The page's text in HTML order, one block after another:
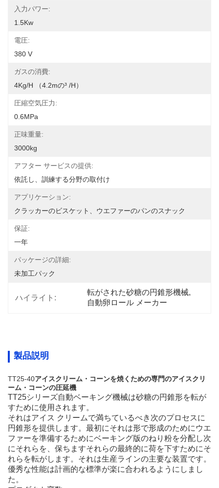
入力パワー:
1.5Kw
電圧:
380 V
ガスの消費:
4Kg/h （4.2mの³ /h）
圧縮空気圧力:
0.6MPa
正味重量:
3000kg
アフター サービスの提供:
依託し、訓練する分野の取付け
アプリケーション:
クラッカーのビスケット、ウエファーのパンのスナック
保証:
一年
パッケージの詳細:
未加工パック
ハイライト:
転がされた砂糖の円錐形機械,
自動卵ロール メーカー
製品説明
TT25-40アイスクリーム・コーンを焼くための専門のアイスクリ
ーム・コーンの圧延機
TT25シリーズ自動ベーキング機械は砂糖の円錐形を転が
すために使用されます。
それはアイス クリームで満ちているべき次のプロセスに
円錐形を提供します。最初にそれは形で形成のためにウエ
ファーを準備するためにベーキング版のねり粉を分配し次
にそれらを、保ちますそれらの最終的に荷を下すためにそ
れらを転がします。それは生産ラインの主要な装置です。
優秀な性能は計画的な標準が楽に合われるようにしまし
た。